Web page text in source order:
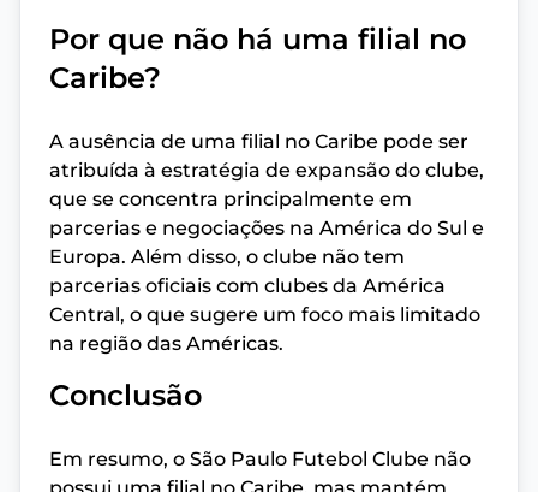
Por que não há uma filial no
Caribe?
A ausência de uma filial no Caribe pode ser
atribuída à estratégia de expansão do clube,
que se concentra principalmente em
parcerias e negociações na América do Sul e
Europa. Além disso, o clube não tem
parcerias oficiais com clubes da América
Central, o que sugere um foco mais limitado
na região das Américas.
Conclusão
Em resumo, o São Paulo Futebol Clube não